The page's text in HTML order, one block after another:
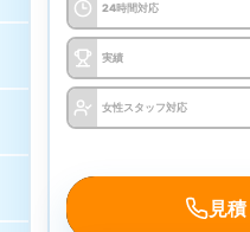
〒321-4364 栃木県
見積もり料金
見積無料
支払い方法
銀行振込
24時間対応
実績
女性スタッフ対応
見